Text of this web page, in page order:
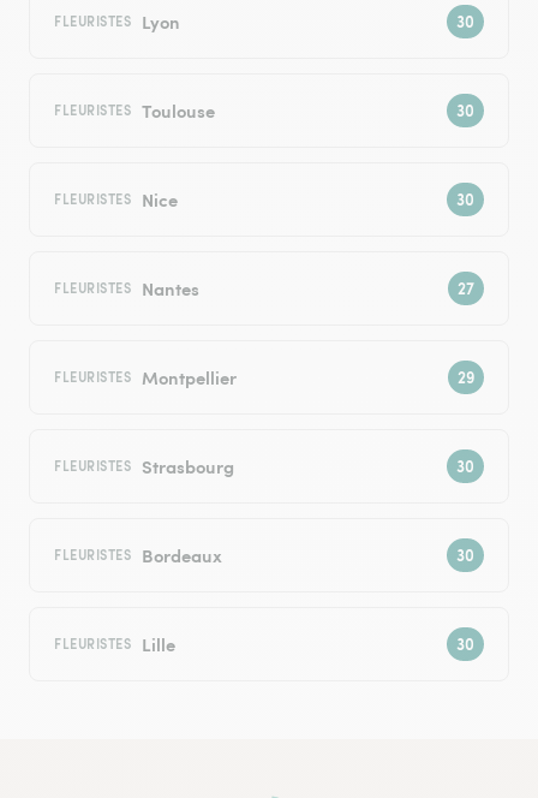
FLEURISTES Lyon
FLEURISTES Toulouse
FLEURISTES Nice
FLEURISTES Nantes
FLEURISTES Montpellier
FLEURISTES Strasbourg
FLEURISTES Bordeaux
FLEURISTES Lille